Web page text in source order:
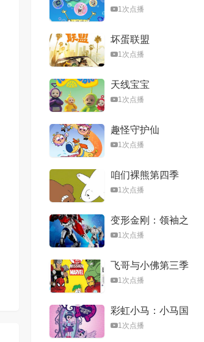
1次点播
坏蛋联盟
1次点播
天线宝宝
1次点播
趣怪守护仙
1次点播
咱们裸熊第四季
1次点播
变形金刚：领袖之
证第一季
1次点播
飞哥与小佛第三季
1次点播
彩虹小马：小马国
女孩
1次点播